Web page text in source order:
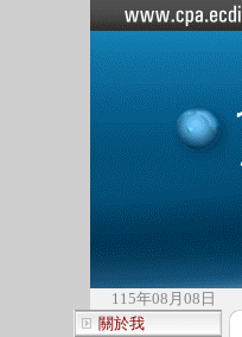
115年08月08日
關於我